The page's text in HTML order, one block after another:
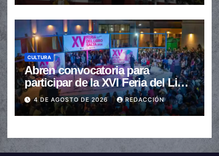
CULTURA
Abren convocatoria para
participar de la XVI Feria del Libro
de Salta
4 DE AGOSTO DE 2026 REDACCIÓN